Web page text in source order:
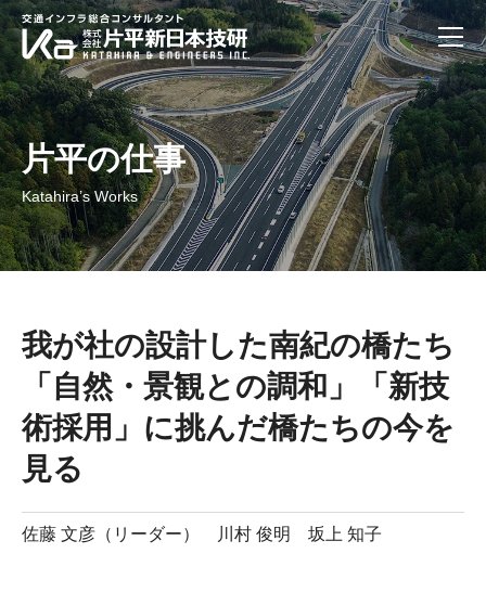
片平の仕事
Katahira’s Works
我が社の設計した南紀の橋たち
「自然・景観との調和」「新技
術採用」に挑んだ橋たちの今を
見る
佐藤 文彦（リーダー） 川村 俊明 坂上 知子